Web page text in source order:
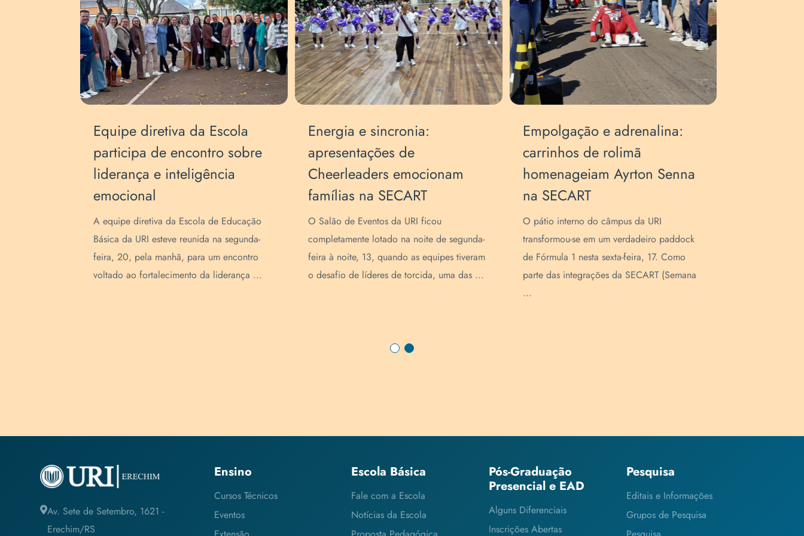
Equipe diretiva da Escola
participa de encontro sobre
liderança e inteligência
emocional
A equipe diretiva da Escola de Educação
Básica da URI esteve reunida na segunda-
feira, 20, pela manhã, para um encontro
voltado ao fortalecimento da liderança ...
Energia e sincronia:
apresentações de
Cheerleaders emocionam
famílias na SECART
O Salão de Eventos da URI ficou
completamente lotado na noite de segunda-
feira à noite, 13, quando as equipes tiveram
o desafio de líderes de torcida, uma das ...
Empolgação e adrenalina:
carrinhos de rolimã
homenageiam Ayrton Senna
na SECART
O pátio interno do câmpus da URI
transformou-se em um verdadeiro paddock
de Fórmula 1 nesta sexta-feira, 17. Como
parte das integrações da SECART (Semana
...
Av. Sete de Setembro, 1621 -
Erechim/RS
Ensino
Cursos Técnicos
Eventos
Escola Básica
Fale com a Escola
Notícias da Escola
Pós-Graduação
Presencial e EAD
Alguns Diferenciais
Inscrições Abertas
Pesquisa
Editais e Informações
Grupos de Pesquisa